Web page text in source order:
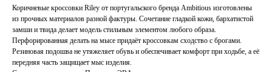
Коричневые кроссовки Riley от португальского бренда Ambitious изготовлены
из прочных материалов разной фактуры. Сочетание гладкой кожи, бархатистой
замши и твида делает модель стильным элементом любого образа.
Перфорированная делать на мысе придаёт кроссовкам сходство с брогами.
Резиновая подошва не утяжеляет обувь и обеспечивает комфорт при ходьбе, а её
передняя часть защищает мыс изделия.